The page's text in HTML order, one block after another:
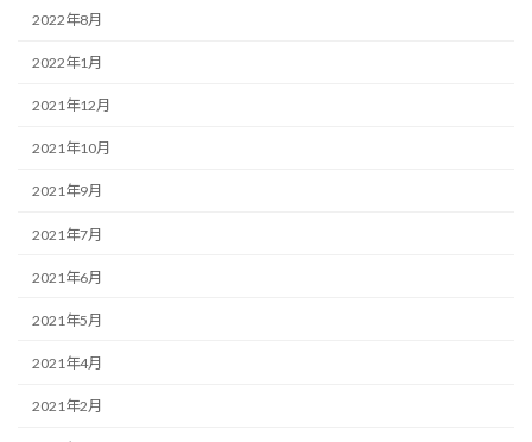
2022年8月
2022年1月
2021年12月
2021年10月
2021年9月
2021年7月
2021年6月
2021年5月
2021年4月
2021年2月